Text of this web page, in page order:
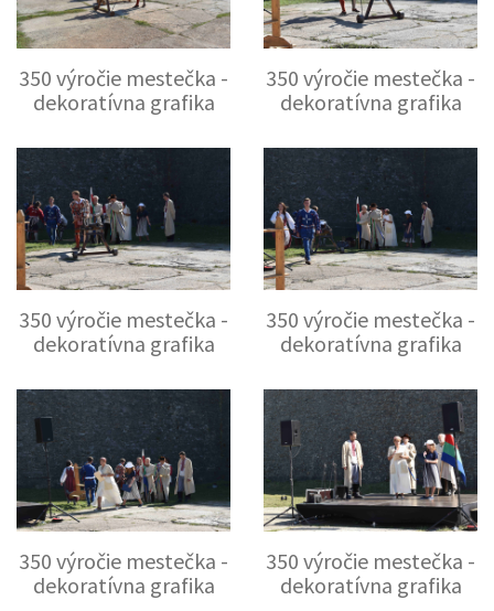
350 výročie mestečka -
dekoratívna grafika
350 výročie mestečka -
dekoratívna grafika
350 výročie mestečka -
dekoratívna grafika
350 výročie mestečka -
dekoratívna grafika
350 výročie mestečka -
dekoratívna grafika
350 výročie mestečka -
dekoratívna grafika